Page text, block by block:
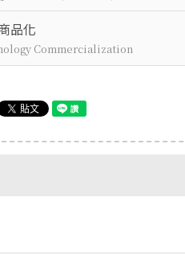
品化
Commercialization